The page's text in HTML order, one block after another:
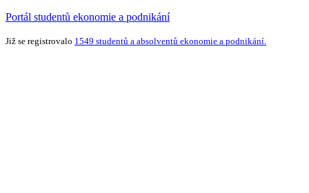
Portál studentů ekonomie a podnikání
Již se registrovalo 1549 studentů a absolventů ekonomie a podnikání.